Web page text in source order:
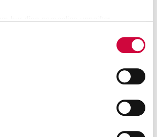
dra tillbaka ditt samtycke när som
för att anpassa innehållet
och analysera vår trafik. Vi
sådana identifierare och annan
förnyas under år 2026,
kollektivavtal